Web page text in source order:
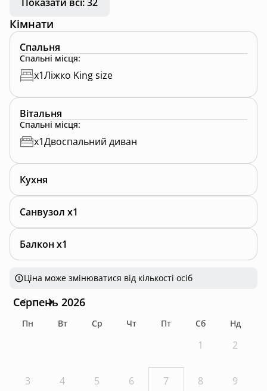
Кімнати
Спальня
Спальні місця:
x1Ліжко King size
Вітальня
Спальні місця:
x1Двоспальний диван
Кухня
Санвузол x1
Балкон x1
Ціна може змінюватися від кількості осіб
Серпень 2026
Пн Вт Ср Чт Пт Сб Нд
1 2
3 4 5 6 7 8 9